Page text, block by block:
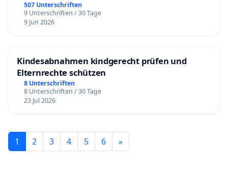
507 Unterschriften
9 Unterschriften / 30 Tage
9 Jun 2026
Kindesabnahmen kindgerecht prüfen und
Elternrechte schützen
8 Unterschriften
8 Unterschriften / 30 Tage
23 Jul 2026
1 2 3 4 5 6 »